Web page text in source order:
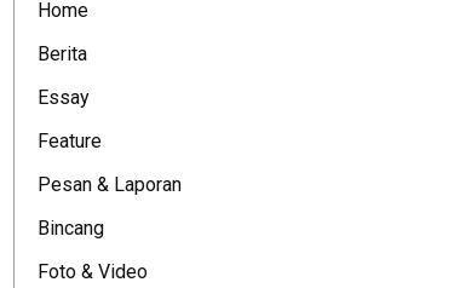
Home
Berita
Essay
Feature
Pesan & Laporan
Bincang
Foto & Video